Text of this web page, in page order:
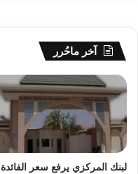
آخر ماحُرر
لبنك المركزي يرفع سعر الفائدة